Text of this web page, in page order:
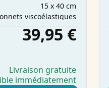
15 x 40 cm
viscoélastiques
39,95 €
Livraison gratuite
immédiatement